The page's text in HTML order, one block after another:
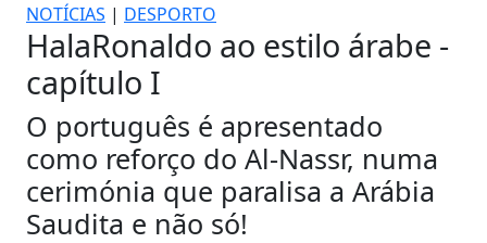
NOTÍCIAS | DESPORTO
HalaRonaldo ao estilo árabe -
capítulo I
O português é apresentado
como reforço do Al-Nassr, numa
cerimónia que paralisa a Arábia
Saudita e não só!